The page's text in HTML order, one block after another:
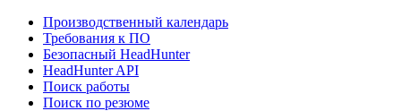
Производственный календарь
Требования к ПО
Безопасный HeadHunter
HeadHunter API
Поиск работы
Поиск по резюме